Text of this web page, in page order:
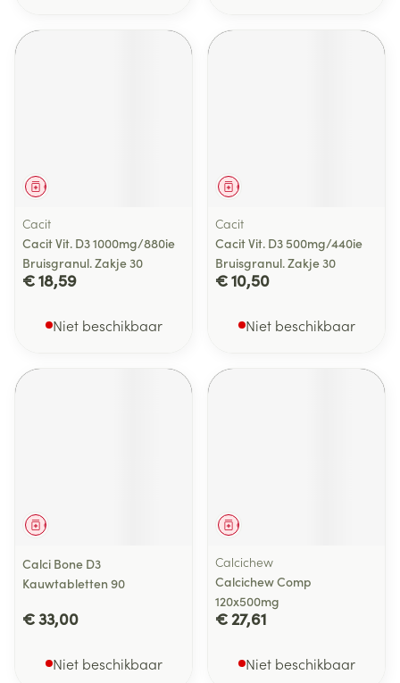
Geneesmiddel
Cacit
Cacit Vit. D3 1000mg/880ie
Bruisgranul. Zakje 30
€ 18,59
Niet beschikbaar
Geneesmiddel
Cacit
Cacit Vit. D3 500mg/440ie
Bruisgranul. Zakje 30
€ 10,50
Niet beschikbaar
Geneesmiddel
Calci Bone D3
Kauwtabletten 90
€ 33,00
Niet beschikbaar
Geneesmiddel
Calcichew
Calcichew Comp
120x500mg
€ 27,61
Niet beschikbaar